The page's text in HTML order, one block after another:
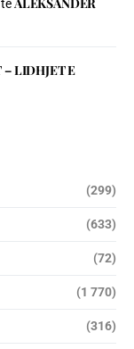
te
– LIDHJET E
(299)
(633)
(72)
(1 770)
(316)